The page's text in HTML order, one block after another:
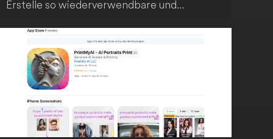
Erstelle so wiederverwendbare und
hinaus fördert Magpai die Zusammenarbeit,
indem es Bearbeitungsknotenpunkte für dein
gesamtes Team zugänglich macht.